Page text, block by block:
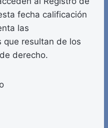
fecha calificación
las
que resultan de los
derecho.